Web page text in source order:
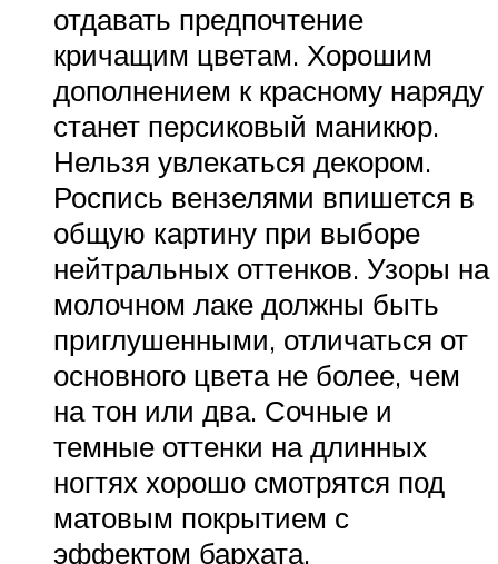
отдавать предпочтение
кричащим цветам. Хорошим
дополнением к красному наряду
станет персиковый маникюр.
Нельзя увлекаться декором.
Роспись вензелями впишется в
общую картину при выборе
нейтральных оттенков. Узоры на
молочном лаке должны быть
приглушенными, отличаться от
основного цвета не более, чем
на тон или два. Сочные и
темные оттенки на длинных
ногтях хорошо смотрятся под
матовым покрытием с
эффектом бархата.